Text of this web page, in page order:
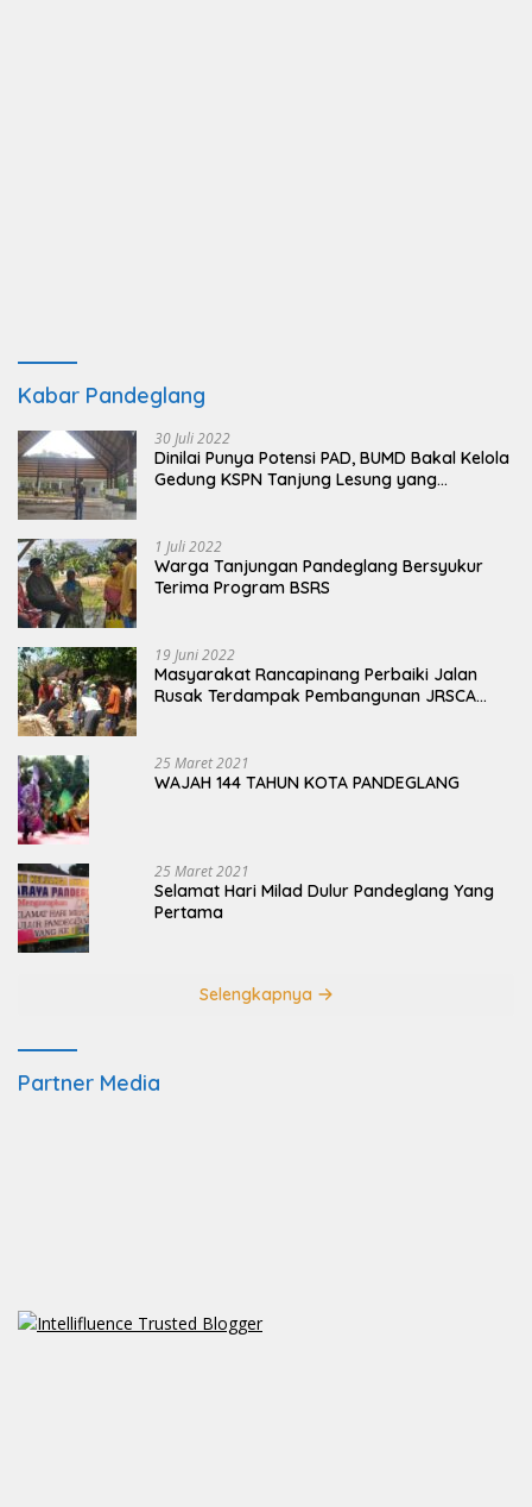
Kabar Pandeglang
30 Juli 2022
Dinilai Punya Potensi PAD, BUMD Bakal Kelola
Gedung KSPN Tanjung Lesung yang
1 Juli 2022
Warga Tanjungan Pandeglang Bersyukur
Terima Program BSRS
19 Juni 2022
Masyarakat Rancapinang Perbaiki Jalan
Rusak Terdampak Pembangunan JRSCA
25 Maret 2021
WAJAH 144 TAHUN KOTA PANDEGLANG
25 Maret 2021
Selamat Hari Milad Dulur Pandeglang Yang
Pertama
Selengkapnya
Partner Media